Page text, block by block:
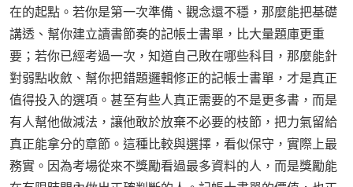
在的起點。若你是第一次準備、觀念還不穩，那麼能把基礎
講透、幫你建立讀書節奏的記帳士書單，比大量題庫更重
要；若你已經考過一次，知道自己敗在哪些科目，那麼能針
對弱點收斂、幫你把錯題邏輯修正的記帳士書單，才是真正
值得投入的選項。甚至有些人真正需要的不是更多書，而是
有人幫他做減法，讓他敢於放棄不必要的枝節，把力氣留給
真正能拿分的章節。這種比較與選擇，看似保守，實際上最
務實。因為考場從來不獎勵看過最多資料的人，而是獎勵能